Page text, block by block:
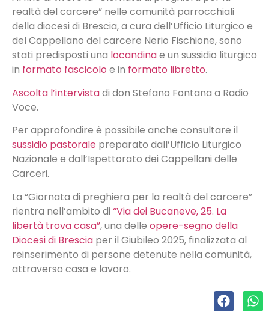
realtà del carcere” nelle comunità parrocchiali
della diocesi di Brescia, a cura dell’Ufficio Liturgico e
del Cappellano del carcere Nerio Fischione, sono
stati predisposti una locandinae un sussidio liturgico
in formato fascicolo e in formato libretto.
Ascolta l’intervistadi don Stefano Fontana a Radio
Voce.
Per approfondire è possibile anche consultare il
sussidio pastorale preparato dall’Ufficio Liturgico
Nazionale e dall’Ispettorato dei Cappellani delle
Carceri.
La “Giornata di preghiera per la realtà del carcere”
rientra nell’ambito di “Via dei Bucaneve, 25. La
libertà trova casa”, una delle opere-segno della
Diocesi di Brescia per il Giubileo 2025, finalizzata al
reinserimento di persone detenute nella comunità,
attraverso casa e lavoro.